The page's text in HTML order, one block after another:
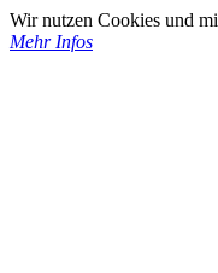
Wir nutzen Cookies und
Mehr Infos